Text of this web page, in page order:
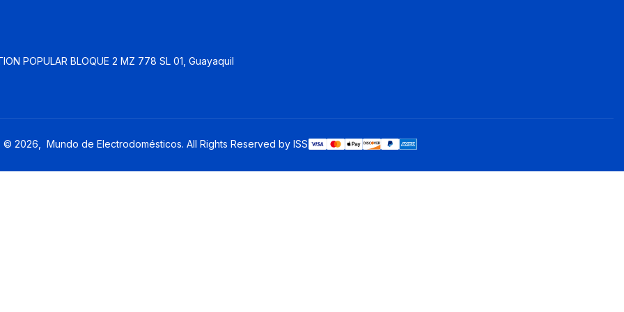
POPULAR BLOQUE 2 MZ 778 SL 01, Guayaquil
© 2026, Mundo de Electrodomésticos. All Rights Reserved by ISS